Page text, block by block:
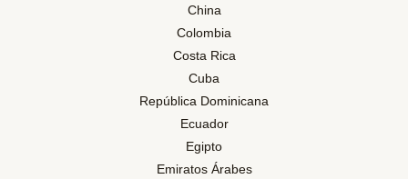
China
Colombia
Costa Rica
Cuba
República Dominicana
Ecuador
Egipto
Emiratos Árabes